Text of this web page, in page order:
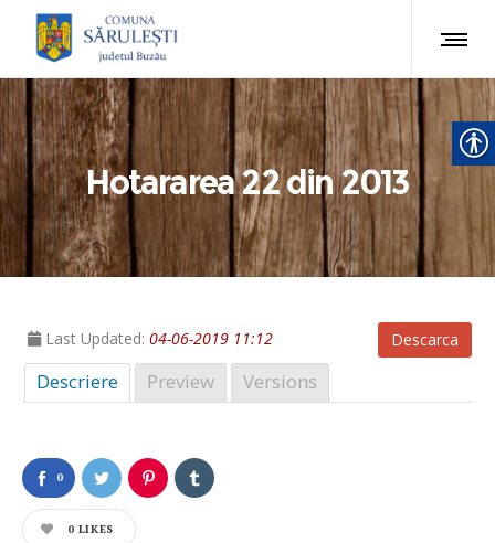
Hotararea 22 din 2013
Descarca
Last Updated: 04-06-2019 11:12
Descriere Preview Versions
0
0 LIKES